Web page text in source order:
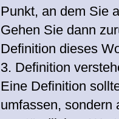
Punkt, an dem Sie
Gehen Sie dann
Definition dieses
3. Definition
Eine Definition
umfassen, sondern